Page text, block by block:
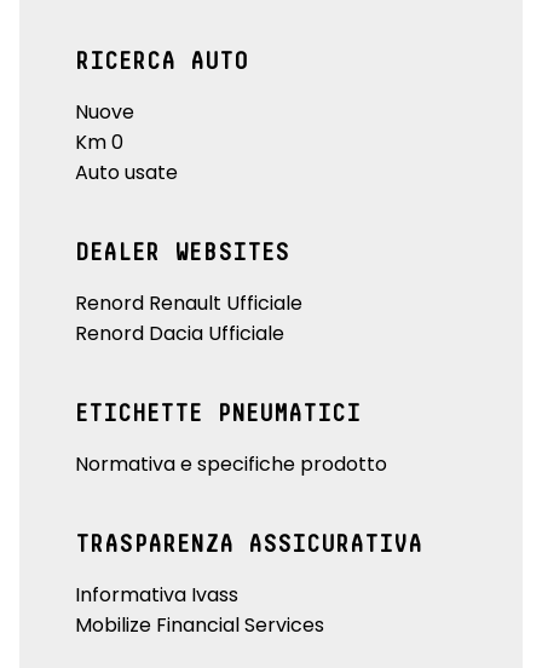
RICERCA AUTO
Nuove
Km 0
Auto usate
DEALER WEBSITES
Renord Renault Ufficiale
Renord Dacia Ufficiale
ETICHETTE PNEUMATICI
Normativa e specifiche prodotto
TRASPARENZA ASSICURATIVA
Informativa Ivass
Mobilize Financial Services